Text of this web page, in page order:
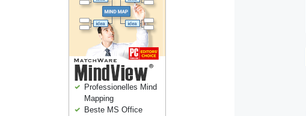
Professionelles Mind
Mapping
Beste MS Office